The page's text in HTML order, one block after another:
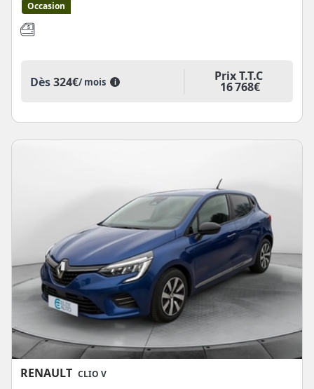
Occasion
Dès324€/ mois i Prix T.T.C
16 768€
RENAULT CLIO V